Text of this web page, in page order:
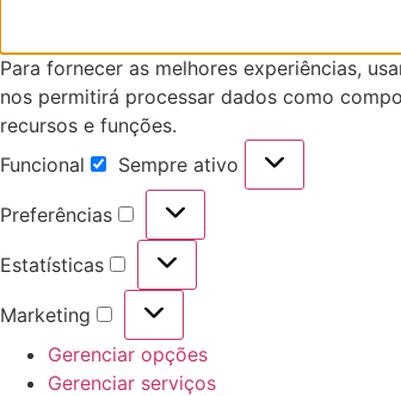
Para fornecer as melhores experiências,
nos permitirá processar dados como
recursos e funções.
Funcional
Funcional
Sempre ativo
Preferências
Preferências
Estatísticas
Estatísticas
Marketing
Marketing
Gerenciar opções
Gerenciar serviços